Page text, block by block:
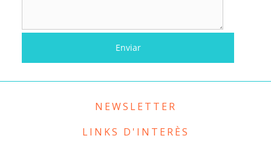
NEWSLETTER
LINKS D'INTERÈS